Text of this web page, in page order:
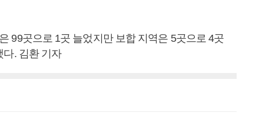
99곳으로 1곳 늘었지만 보합 지역은 5곳으로 4곳
다. 김환 기자